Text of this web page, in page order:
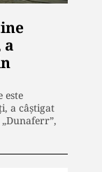
a
este
a câştigat